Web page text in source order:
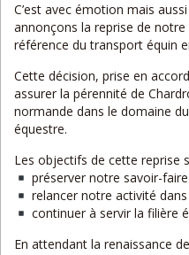
C’est avec émotion mais
annonçons la reprise de
référence du transport équin
Cette décision, prise en
assurer la pérennité de
normande dans le domaine
équestre.
Les objectifs de cette reprise
préserver notre savoir-faire
relancer notre activité
continuer à servir la filière
En attendant la renaissance